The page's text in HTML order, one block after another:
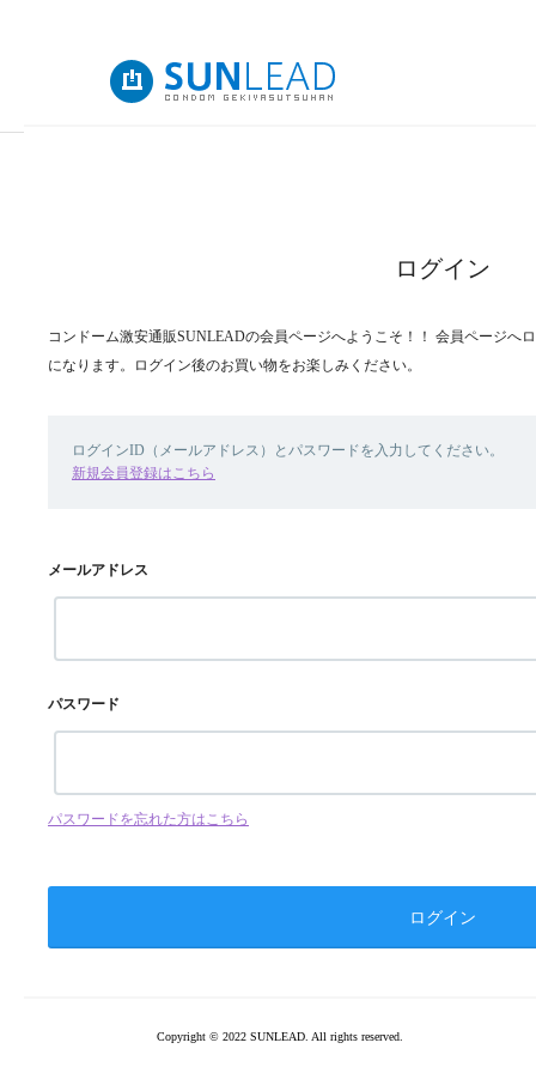
ログイン
コンドーム激安通販SUNLEADの会員ページへようこそ！！ 会員ページへ
になります。ログイン後のお買い物をお楽しみください。
ログインID（メールアドレス）とパスワードを入力してください。
新規会員登録はこちら
メールアドレス
パスワード
パスワードを忘れた方はこちら
Copyright © 2022 SUNLEAD. All rights reserved.